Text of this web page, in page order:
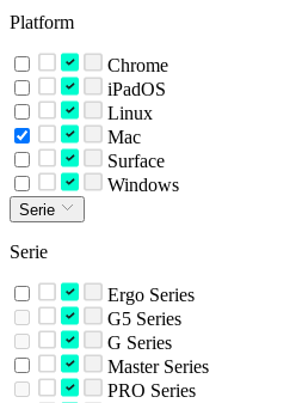
Platform
Chrome
iPadOS
Linux
Mac
Surface
Windows
Serie
Serie
Ergo Series
G5 Series
G Series
Master Series
PRO Series